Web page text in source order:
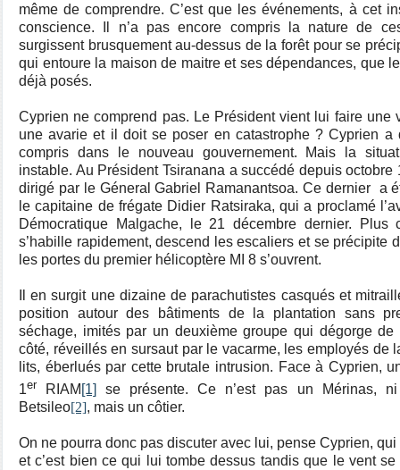
même de comprendre. C’est que les événements, à cet
conscience. Il n’a pas encore compris la nature de
surgissent brusquement au-dessus de la forêt pour se
qui entoure la maison de maitre et ses dépendances, que
déjà posés.
Cyprien ne comprend pas. Le Président vient lui faire une
une avarie et il doit se poser en catastrophe ? Cyprien a
compris dans le nouveau gouvernement. Mais la
instable. Au Président Tsiranana a succédé depuis
dirigé par le Géneral Gabriel Ramanantsoa. Ce dernier a
le capitaine de frégate Didier Ratsiraka, qui a proclamé
Démocratique Malgache, le 21 décembre dernier. Plus
s’habille rapidement, descend les escaliers et se précipite
les portes du premier hélicoptère MI 8 s’ouvrent.
Il en surgit une dizaine de parachutistes casqués et
position autour des bâtiments de la plantation sans
séchage, imités par un deuxième groupe qui dégorge de
côté, réveillés en sursaut par le vacarme, les employés de
lits, éberlués par cette brutale intrusion. Face à Cyprien,
1er RIAM [1]
se présente. Ce n’est pas un Mérinas,
Betsileo[2], mais un côtier.
On ne pourra donc pas discuter avec lui, pense Cyprien, qui
et c’est bien ce qui lui tombe dessus tandis que le vent